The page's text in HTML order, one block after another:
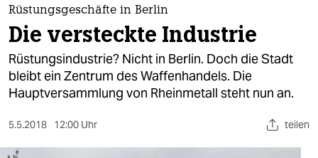
themen
politik
öko
gesellschaft
Rüstungsgeschäfte in Berlin
Die versteckte Industrie
Rüstungsindustrie? Nicht in Berlin. Doch die Stadt
bleibt ein Zentrum des Waffenhandels. Die
Hauptversammlung von Rheinmetall steht nun an.
5.5.2018 12:00 Uhr teilen